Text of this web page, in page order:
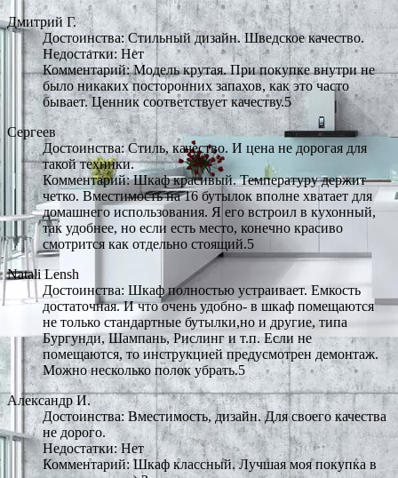
Дмитрий Г.
Достоинства: Стильный дизайн. Шведское качество.
Недостатки: Нет
Комментарий: Модель крутая. При покупке внутри не
было никаких посторонних запахов, как это часто
бывает. Ценник соответствует качеству.5
Сергеев
Достоинства: Стиль, качество. И цена не дорогая для
такой техники.
Комментарий: Шкаф красивый. Температуру держит
четко. Вместимость на 16 бутылок вполне хватает для
домашнего использования. Я его встроил в кухонный,
так удобнее, но если есть место, конечно красиво
смотрится как отдельно стоящий.5
Natali Lensh
Достоинства: Шкаф полностью устраивает. Емкость
достаточная. И что очень удобно- в шкаф помещаются
не только стандартные бутылки,но и другие, типа
Бургунди, Шампань, Рислинг и т.п. Если не
помещаются, то инструкцией предусмотрен демонтаж.
Можно несколько полок убрать.5
Александр И.
Достоинства: Вместимость, дизайн. Для своего качества
не дорого.
Недостатки: Нет
Комментарий: Шкаф классный. Лучшая моя покупка в